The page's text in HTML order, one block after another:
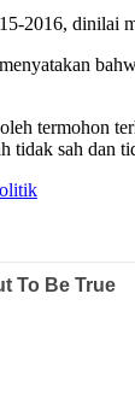
2016, dinilai
termohon
sah dan